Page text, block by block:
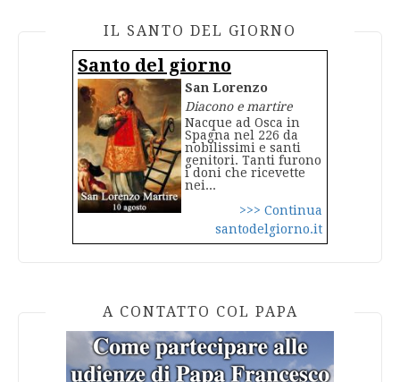
IL SANTO DEL GIORNO
Santo del giorno
San Lorenzo
Diacono e martire
Nacque ad Osca in
Spagna nel 226 da
nobilissimi e santi
genitori. Tanti furono
i doni che ricevette
nei...
>>> Continua
santodelgiorno.it
A CONTATTO COL PAPA